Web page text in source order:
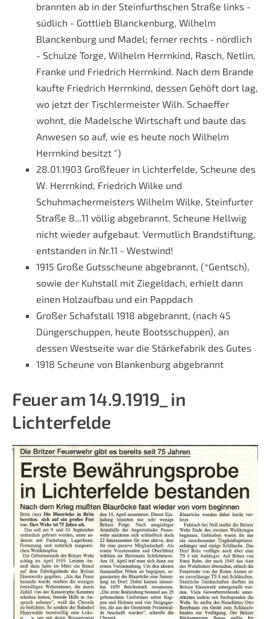
brannten ab in der Steinfurthschen Straße links -
südlich - Gottlieb Blanckenburg, Wilhelm
Blanckenburg und Madel; ferner rechts - nördlich
- Schulze Torge, Wilhelm Herrnkind, Rasch, Netlin,
Franke und Friedrich Herrnkind. Nach dem Brande
kaufte Friedrich Herrnkind, dessen Gehöft dort lag,
wo jetzt der Tischlermeister Wilh. Schaeffer
wohnt, die Madelsche Wirtschaft und baute das
Anwesen so auf, wie es heute noch Wilhelm
Herrnkind besitzt ")
28.01.1903 Großfeuer in Lichterfelde, Scheune des
W. Herrnkind, Friedrich Wilke und
Schuhmachermeisters Wilhelm Wilke, Steinfurter
Straße 8...11 völlig abgebrannt. Scheune Hellwig
nicht wieder aufgebaut. Vermutlich Brandstiftung,
entstanden in Nr.11 - Westwind!
1915 Große Gutsscheune abgebrannt, (*Gentsch),
sowie der Kuhstall mit Ziegeldach, erhielt dann
einen Holzaufbau und ein Pappdach
Großer Schafstall 1918 abgebrannt, (nach 45
Düngerschuppen, heute Bootsschuppen), an
dessen Westseite war die Stärkefabrik des Gutes
1918 Scheune von Blankenburg abgebrannt
Feuer am 14.9.1919_ in
Lichterfelde